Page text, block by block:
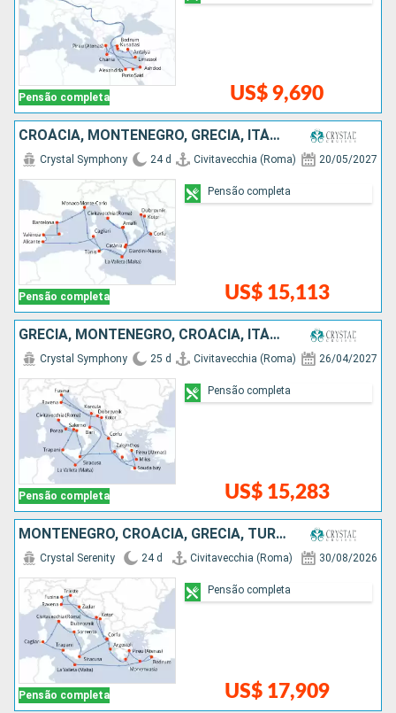
Pensão completa US$ 9,690
CROÁCIA, MONTENEGRO, GRÉCIA, ITÁLIA, TUNÍSIA, ESPANHA, MÔNACO, MALTA
Pensão completa
Crystal Symphony 24 d Civitavecchia (Roma) 20/05/2027
US$ 15,113
Pensão completa
GRÉCIA, MONTENEGRO, CROÁCIA, ITÁLIA, MALTA
Pensão completa
Crystal Symphony 25 d Civitavecchia (Roma) 26/04/2027
US$ 15,283
Pensão completa
MONTENEGRO, CROÁCIA, GRÉCIA, TURQUIA, MALTA, ITÁLIA
Pensão completa
Crystal Serenity 24 d Civitavecchia (Roma) 30/08/2026
US$ 17,909
Pensão completa